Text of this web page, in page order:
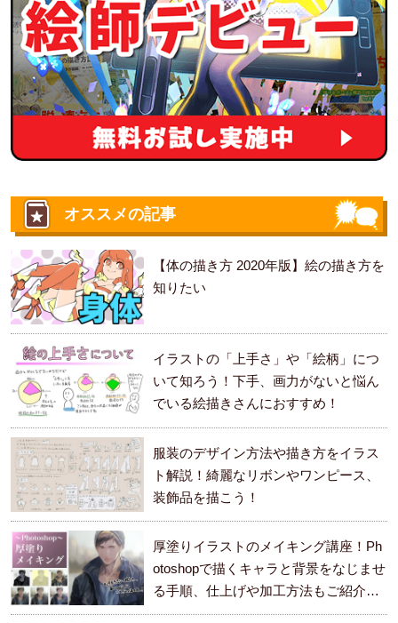
オススメの記事
【体の描き方 2020年版】絵の描き方を
知りたい
イラストの「上手さ」や「絵柄」につ
いて知ろう！下手、画力がないと悩ん
でいる絵描きさんにおすすめ！
服装のデザイン方法や描き方をイラス
ト解説！綺麗なリボンやワンピース、
装飾品を描こう！
厚塗りイラストのメイキング講座！Ph
otoshopで描くキャラと背景をなじませ
る手順、仕上げや加工方法もご紹介し
ます。